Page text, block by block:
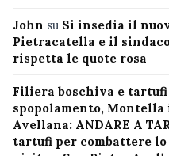
John su Si insedia il
Pietracatella e il
rispetta le quote rosa
Filiera boschiva e
spopolamento,
Avellana: ANDARE A
tartufi per combattere